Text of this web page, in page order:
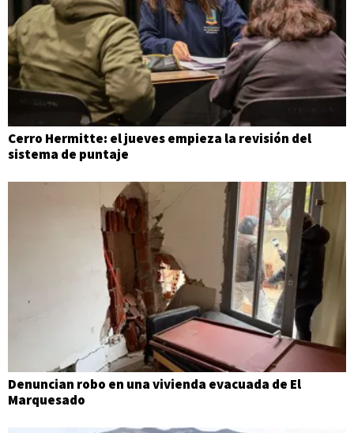
Cerro Hermitte: el jueves empieza la revisión del
sistema de puntaje
Denuncian robo en una vivienda evacuada de El
Marquesado